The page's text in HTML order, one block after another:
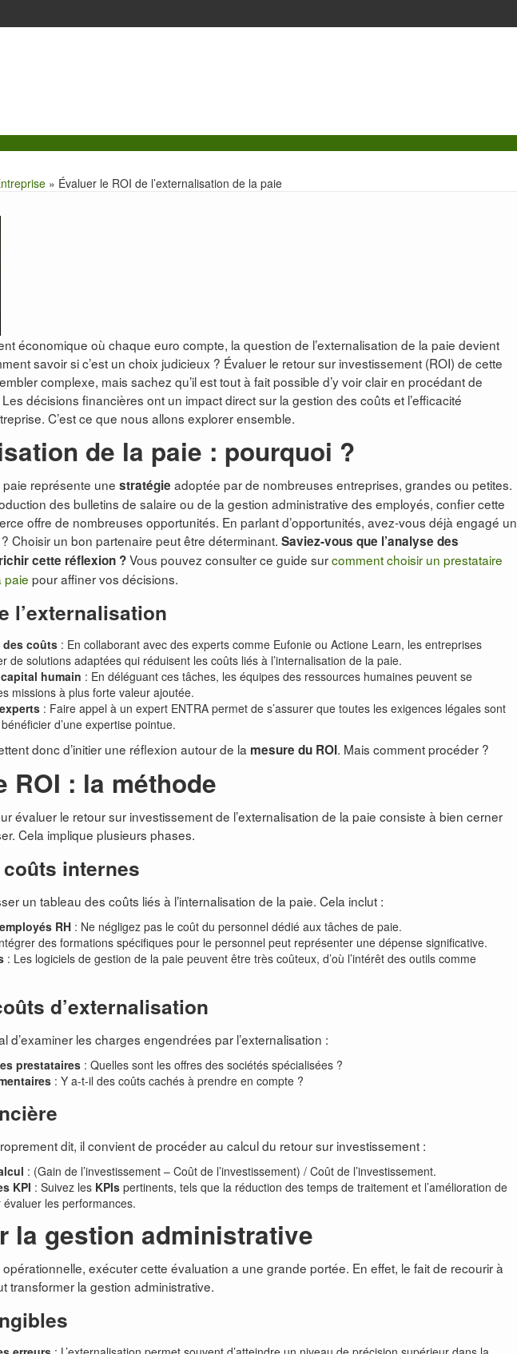
» Évaluer le ROI de l’externalisation de la paie
économique où chaque euro compte, la question de l’externalisation de la paie devient
savoir si c’est un choix judicieux ? Évaluer le retour sur investissement (ROI) de cette
complexe, mais sachez qu’il est tout à fait possible d’y voir clair en procédant de
décisions financières ont un impact direct sur la gestion des coûts et l’efficacité
C’est ce que nous allons explorer ensemble.
de la paie : pourquoi ?
paie représente une stratégie adoptée par de nombreuses entreprises, grandes ou petites.
des bulletins de salaire ou de la gestion administrative des employés, confier cette
offre de nombreuses opportunités. En parlant d’opportunités, avez-vous déjà engagé un
Choisir un bon partenaire peut être déterminant. Saviez-vous que l’analyse des
cette réflexion ?Vous pouvez consulter ce guide surcomment choisir un prestataire
paie pour affiner vos décisions.
l’externalisation
coûts: En collaborant avec des experts comme Eufonie ou Actione Learn, les entreprises
de solutions adaptées qui réduisent les coûts liés à l’internalisation de la paie.
humain : En déléguant ces tâches, les équipes des ressources humaines peuvent se
missions à plus forte valeur ajoutée.
: Faire appel à un expert ENTRA permet de s’assurer que toutes les exigences légales sont
d’une expertise pointue.
donc d’initier une réflexion autour de la mesure du ROI. Mais comment procéder ?
ROI : la méthode
évaluer le retour sur investissement de l’externalisation de la paie consiste à bien cerner
Cela implique plusieurs phases.
internes
un tableau des coûts liés à l’internalisation de la paie. Cela inclut :
RH: Ne négligez pas le coût du personnel dédié aux tâches de paie.
des formations spécifiques pour le personnel peut représenter une dépense significative.
: Les logiciels de gestion de la paie peuvent être très coûteux, d’où l’intérêt des outils comme
d’externalisation
d’examiner les charges engendrées par l’externalisation :
prestataires: Quelles sont les offres des sociétés spécialisées ?
: Y a-t-il des coûts cachés à prendre en compte ?
dit, il convient de procéder au calcul du retour sur investissement :
: (Gain de l’investissement – Coût de l’investissement) / Coût de l’investissement.
KPI : Suivez les KPIspertinents, tels que la réduction des temps de traitement et l’amélioration de
les performances.
la gestion administrative
opérationnelle, exécuter cette évaluation a une grande portée. En effet, le fait de recourir à
transformer la gestion administrative.